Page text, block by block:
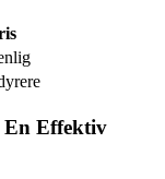
En Effektiv